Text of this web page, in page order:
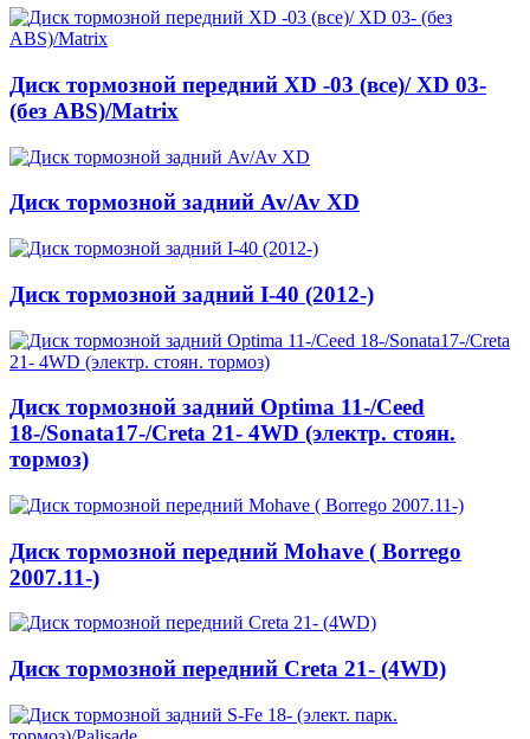
Диск тормозной передний XD -03 (все)/ XD 03-
(без ABS)/Matrix
Диск тормозной задний Av/Av XD
Диск тормозной задний I-40 (2012-)
Диск тормозной задний Optima 11-/Ceed
18-/Sonata17-/Creta 21- 4WD (электр. стоян.
тормоз)
Диск тормозной передний Mohave ( Borrego
2007.11-)
Диск тормозной передний Creta 21- (4WD)